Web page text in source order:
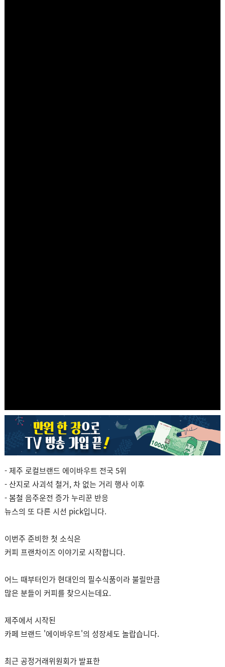
- 제주 로컬브랜드 에이바우트 전국 5위
- 산지로 사괴석 철거, 차 없는 거리 행사 이후
- 봄철 음주운전 증가 누리꾼 반응
뉴스의 또 다른 시선 pick입니다.
이번주 준비한 첫 소식은
커피 프랜차이즈 이야기로 시작합니다.
어느 때부터인가 현대인의 필수식품이라 불릴만큼
많은 분들이 커피를 찾으시는데요.
제주에서 시작된
카페 브랜드 '에이바우트'의 성장세도 놀랍습니다.
최근 공정거래위원회가 발표한